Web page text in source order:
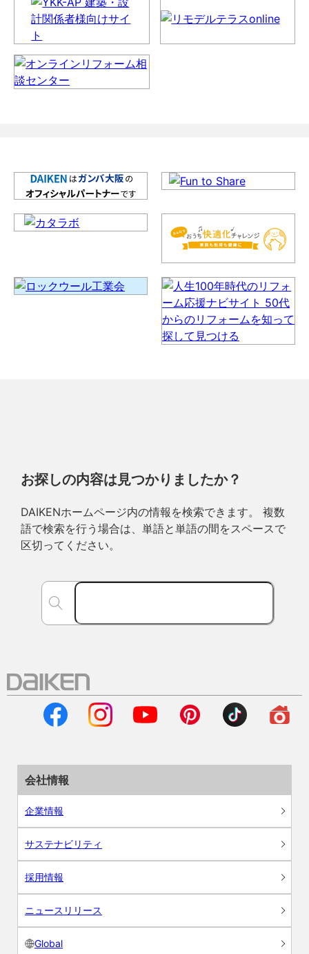
お探しの内容は見つかりましたか？
DAIKENホームページ内の情報を検索できます。 複数
語で検索を行う場合は、単語と単語の間をスペースで
区切ってください。
会社情報
企業情報
サステナビリティ
採用情報
ニュースリリース
Global